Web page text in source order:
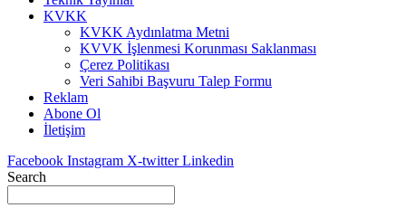
KVKK
KVKK Aydınlatma Metni
KVVK İşlenmesi Korunması Saklanması
Çerez Politikası
Veri Sahibi Başvuru Talep Formu
Reklam
Abone Ol
İletişim
Facebook Instagram X-twitter Linkedin
Search